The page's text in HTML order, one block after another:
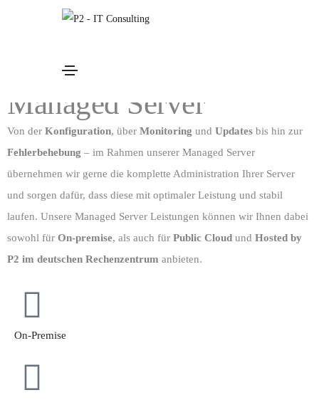
Managed Server
Managed Server
Von der Konfiguration, über Monitoring und Updates bis hin zur
Fehlerbehebung – im Rahmen unserer Managed Server
übernehmen wir gerne die komplette Administration Ihrer Server
und sorgen dafür, dass diese mit optimaler Leistung und stabil
laufen. Unsere Managed Server Leistungen können wir Ihnen dabei
sowohl für On-premise, als auch für Public Cloud und Hosted by
P2 im deutschen Rechenzentrum anbieten.
On-Premise